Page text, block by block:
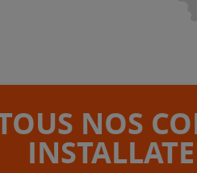
NOS